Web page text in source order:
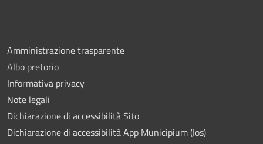
Amministrazione trasparente
Albo pretorio
Informativa privacy
Note legali
Dichiarazione di accessibilità Sito
Dichiarazione di accessibilità App Municipium (Ios)